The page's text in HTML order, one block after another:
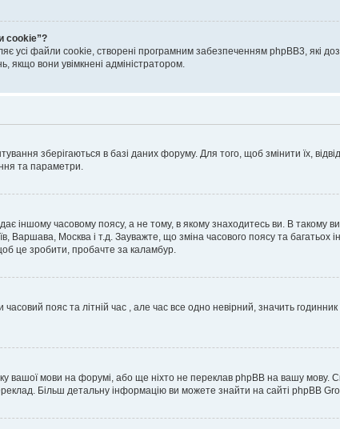
cookie”?
усі файли cookie, створені програмним забезпеченням phpBB3, які
якщо вони увімкнені адміністратором.
зберігаються в базі даних форуму. Для того, щоб змінити їх,
та параметри.
іншому часовому поясу, а не тому, в якому знаходитесь ви. В такому
Варшава, Москва і т.д. Зауважте, що зміна часового поясу та
це зробити, пробачте за каламбур.
пояс та літній час , але час все одно невірний, значить
вашої мови на форумі, або ще ніхто не переклав phpBB на вашу
Більш детальну інформацію ви можете знайти на сайті phpBB